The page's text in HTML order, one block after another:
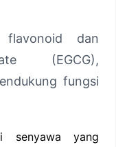
dan
(EGCG),
fungsi
senyawa yang